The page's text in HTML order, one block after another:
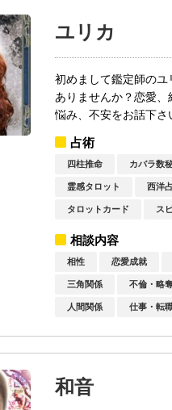
ユリカ
初めまして鑑定師の
ありませんか？恋愛
悩み、不安をお話下さ
占術
四柱推命 カバラ数
霊感タロット 西洋
タロットカード ス
相談内容
相性 恋愛成就
三角関係 不倫・略
人間関係 仕事・転
和音